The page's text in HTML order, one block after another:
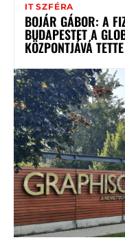
IT SZFÉRA
BOJÁR GÁBOR: A
BUDAPESTET A
KÖZPONTJÁVÁ TETTE